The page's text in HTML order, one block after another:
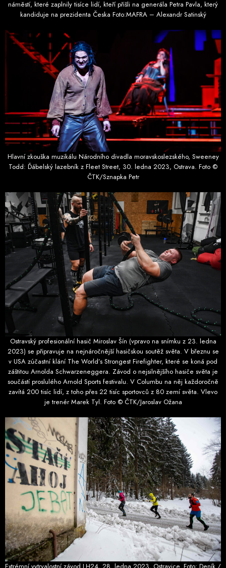
náměstí, které zaplnily tisíce lidí, kteří přišli na generála Petra Pavla, který
kandiduje na prezidenta Česka Foto:MAFRA – Alexandr Satinský
Hlavní zkouška muzikálu Národního divadla moravskoslezského, Sweeney
Todd: Ďábelský lazebník z Fleet Street, 30. ledna 2023, Ostrava. Foto ©
ČTK/Sznapka Petr
Ostravský profesionální hasič Miroslav Šín (vpravo na snímku z 23. ledna
2023) se připravuje na nejnáročnější hasičskou soutěž světa. V březnu se
v USA zúčastní klání The World’s Strongest Firefighter, které se koná pod
záštitou Arnolda Schwarzeneggera. Závod o nejsilnějšího hasiče světa je
součástí proslulého Arnold Sports festivalu. V Columbu na něj každoročně
zavítá 200 tisíc lidí, z toho přes 22 tisíc sportovců z 80 zemí světa. Vlevo
je trenér Marek Tyl. Foto © ČTK/Jaroslav Ožana